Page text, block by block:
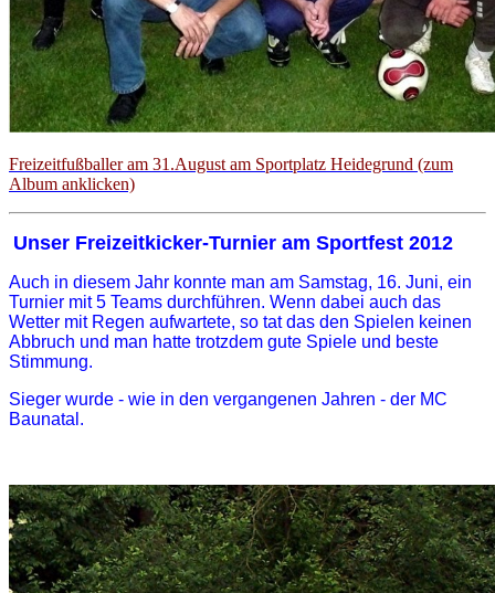
Freizeitfußballer am 31.August am Sportplatz Heidegrund (zum
Album anklicken)
Unser Freizeitkicker-Turnier am Sportfest 2012
Auch in diesem Jahr konnte man am Samstag, 16. Juni, ein
Turnier mit 5 Teams durchführen. Wenn dabei auch das
Wetter mit Regen aufwartete, so tat das den Spielen keinen
Abbruch und man hatte trotzdem gute Spiele und beste
Stimmung.
Sieger wurde - wie in den vergangenen Jahren - der MC
Baunatal.